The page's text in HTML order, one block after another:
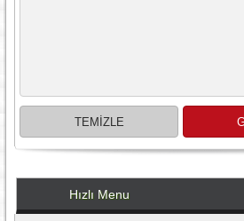
Hızlı Menu